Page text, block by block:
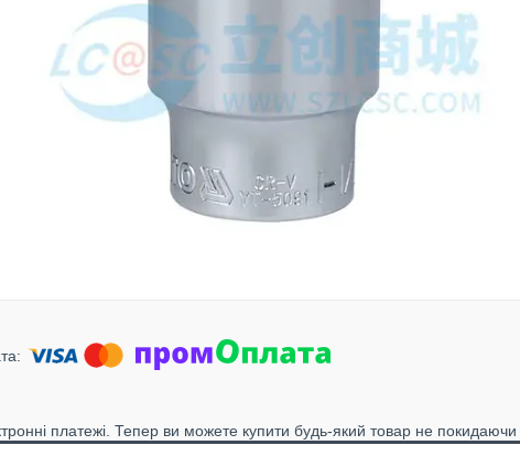
платежі. Тепер ви можете купити будь-який товар не покидаючи